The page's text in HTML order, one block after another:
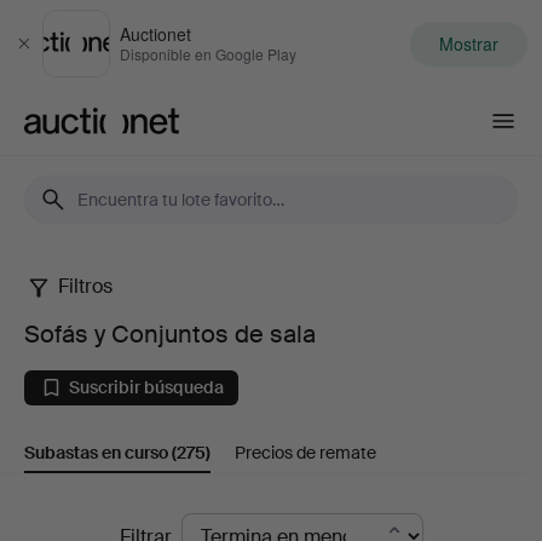
Cerrar
Auctionet
Disponible en Google Play Mostrar
Sofás
Conjuntos
de
Filtros
Sofás y Conjuntos de sala
Suscribir búsqueda
Subastas en curso(275) Precios de remate
Subastas